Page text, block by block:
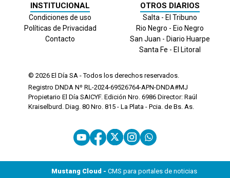
INSTITUCIONAL
Condiciones de uso
Políticas de Privacidad
Contacto
OTROS DIARIOS
Salta - El Tribuno
Rio Negro - Eio Negro
San Juan - Diario Huarpe
Santa Fe - El Litoral
© 2026 El Día SA - Todos los derechos reservados.
Registro DNDA Nº RL-2024-69526764-APN-DNDA#MJ
Propietario El Día SAICYF. Edición Nro. 6986 Director: Raúl
Kraiselburd. Diag. 80 Nro. 815 - La Plata - Pcia. de Bs. As.
Mustang Cloud - CMS para portales de noticias